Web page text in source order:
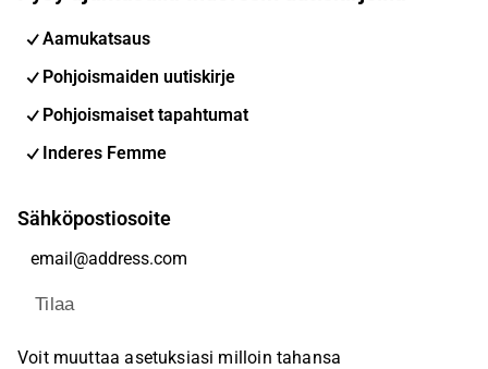
Aamukatsaus
Pohjoismaiden uutiskirje
Pohjoismaiset tapahtumat
Inderes Femme
Sähköpostiosoite
Tilaa
Voit muuttaa asetuksiasi milloin tahansa